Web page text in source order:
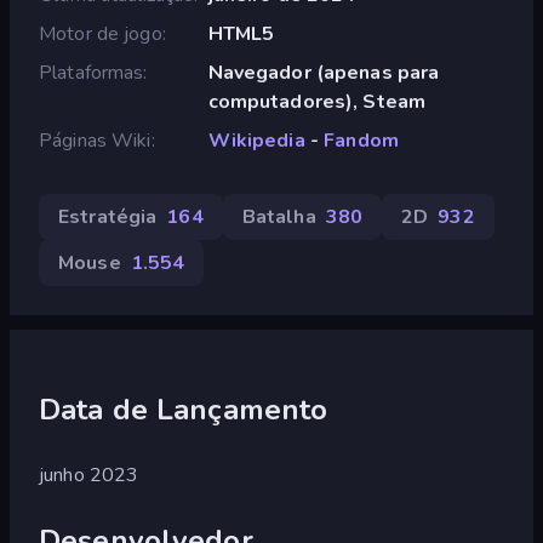
Motor de jogo
HTML5
Plataformas
Navegador (apenas para
computadores), Steam
Páginas Wiki
Wikipedia - Fandom
Estratégia 164 Batalha 380 2D 932
Mouse 1.554
Data de Lançamento
junho 2023